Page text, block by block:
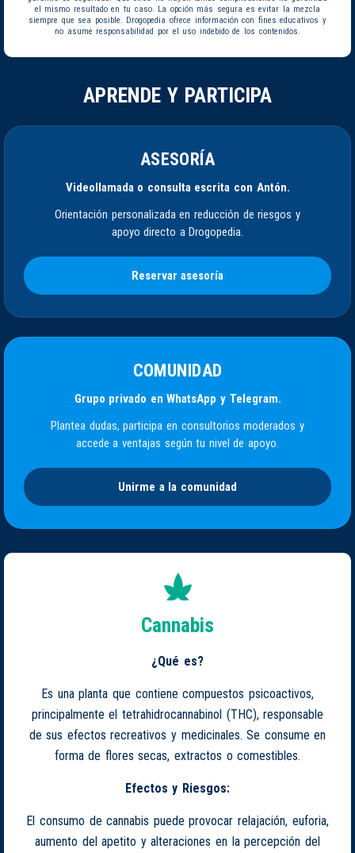
el mismo resultado en tu caso. La opción más segura es evitar la mezcla
siempre que sea posible. Drogopedia ofrece información con fines educativos y
no asume responsabilidad por el uso indebido de los contenidos.
APRENDE Y PARTICIPA
ASESORÍA
Videollamada o consulta escrita con Antón.
Orientación personalizada en reducción de riesgos y
apoyo directo a Drogopedia.
Reservar asesoría
COMUNIDAD
Grupo privado en WhatsApp y Telegram.
Plantea dudas, participa en consultorios moderados y
accede a ventajas según tu nivel de apoyo.
Unirme a la comunidad
Cannabis
¿Qué es?
Es una planta que contiene compuestos psicoactivos,
principalmente el tetrahidrocannabinol (THC), responsable
de sus efectos recreativos y medicinales. Se consume en
forma de flores secas, extractos o comestibles.
Efectos y Riesgos:
El consumo de cannabis puede provocar relajación, euforia,
aumento del apetito y alteraciones en la percepción del